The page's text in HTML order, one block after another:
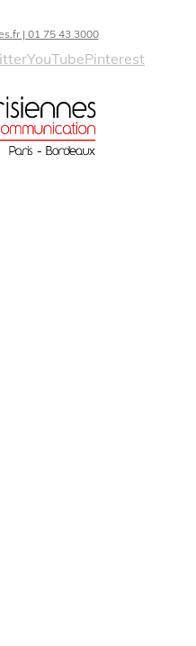
| 01 75 43 3000
YouTubePinterest